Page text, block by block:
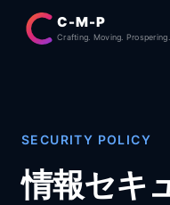
C-M-P
Crafting. Moving. Prospering.
SECURITY POLICY
情報セキ